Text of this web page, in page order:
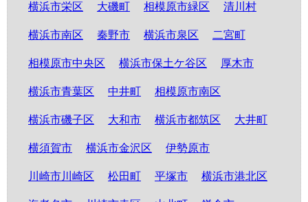
横浜市栄区 大磯町 相模原市緑区 清川村
横浜市南区 秦野市 横浜市泉区 二宮町
相模原市中央区 横浜市保土ケ谷区 厚木市
横浜市青葉区 中井町 相模原市南区
横浜市磯子区 大和市 横浜市都筑区 大井町
横須賀市 横浜市金沢区 伊勢原市
川崎市川崎区 松田町 平塚市 横浜市港北区